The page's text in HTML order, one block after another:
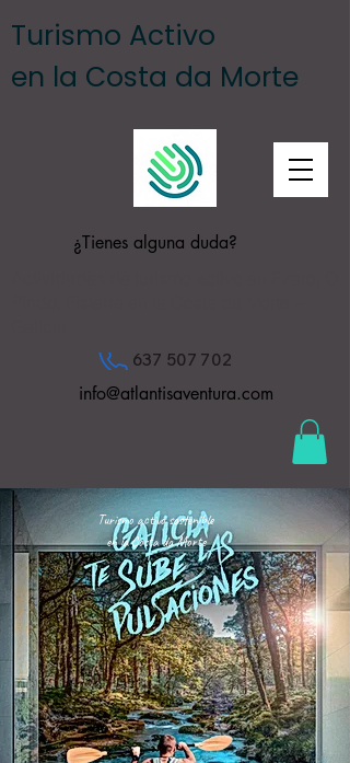
Turismo activo sostenible
en la Costa da Morte
¿Tienes alguna duda?
637 507 702
info@atlantisaventura.com
Turismo Activo
en la Costa da Morte